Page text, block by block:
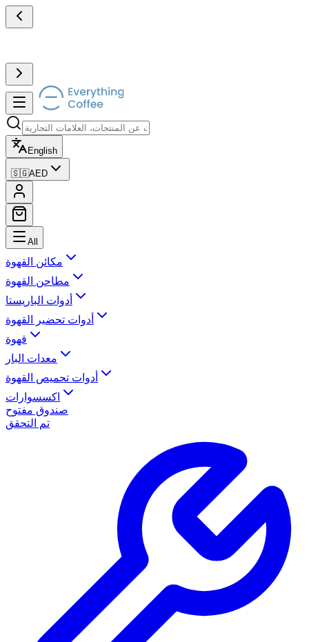
English
🇸🇬AED
All
مكائن القهوة
مطاحن القهوة
أدوات الباريستا
أدوات تحضير القهوة
قهوة
معدات البار
أدوات تحميص القهوة
اكسسوارات
صندوق مفتوح
تم التحقق